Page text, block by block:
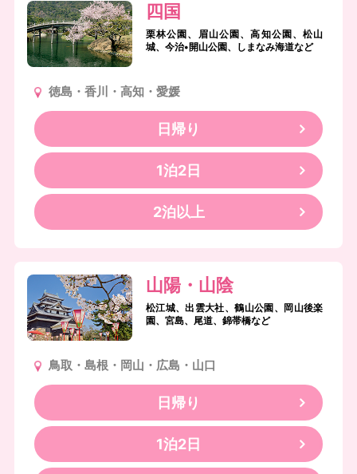
四国
栗林公園、眉山公園、高知公園、松山
城、今治•開山公園、しまなみ海道など
徳島・香川・高知・愛媛
日帰り
1泊2日
2泊以上
山陽・山陰
松江城、出雲大社、鶴山公園、岡山後楽
園、宮島、尾道、錦帯橋など
鳥取・島根・岡山・広島・山口
日帰り
1泊2日